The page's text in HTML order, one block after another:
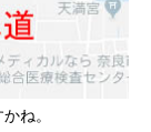
ね。